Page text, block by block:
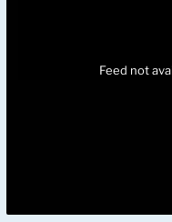
Feed not